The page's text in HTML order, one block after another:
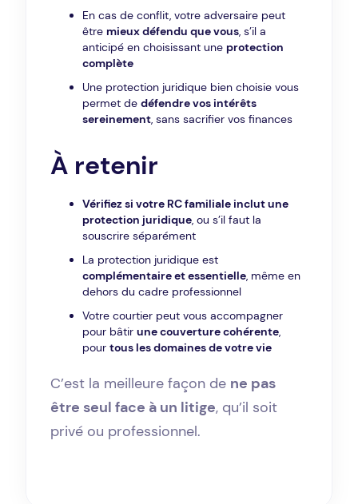
En cas de conflit, votre adversaire peut
être mieux défendu que vous, s’il a
anticipé en choisissant une protection
complète
Une protection juridique bien choisie vous
permet dedéfendre vos intérêts
sereinement, sans sacrifier vos finances
À retenir
Vérifiez si votre RC familiale inclut une
protection juridique, ou s’il faut la
souscrire séparément
La protection juridique est
complémentaire et essentielle, même en
dehors du cadre professionnel
Votre courtier peut vous accompagner
pour bâtirune couverture cohérente,
pourtous les domaines de votre vie
C’est la meilleure façon de ne pas
être seul face à un litige, qu’il soit
privé ou professionnel.